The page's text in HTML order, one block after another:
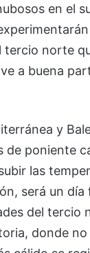
en el
tercio norte
a buena
y
de poniente
las
será un día
del tercio
donde no